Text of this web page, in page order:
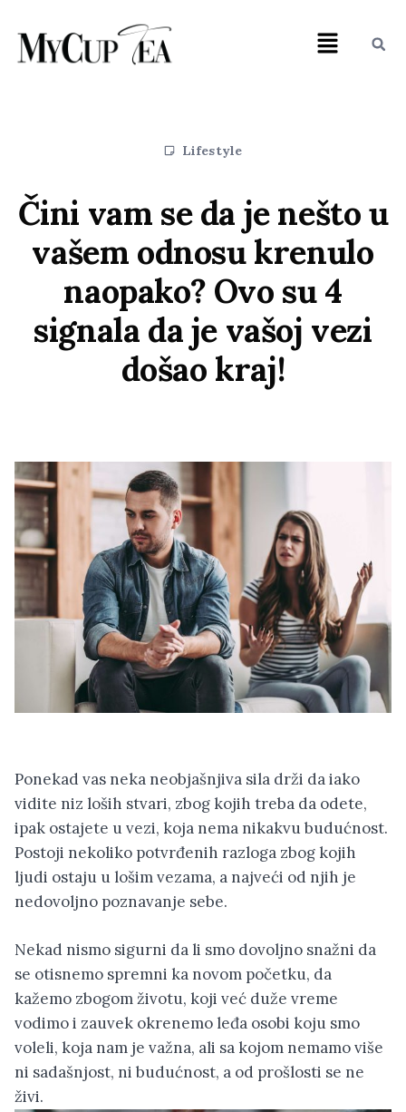
Lifestyle
Čini vam se da je nešto u
vašem odnosu krenulo
naopako? Ovo su 4
signala da je vašoj vezi
došao kraj!
Ponekad vas neka neobjašnjiva sila drži da iako
vidite niz loših stvari, zbog kojih treba da odete,
ipak ostajete u vezi, koja nema nikakvu budućnost.
Postoji nekoliko potvrđenih razloga zbog kojih
ljudi ostaju u lošim vezama, a najveći od njih je
nedovoljno poznavanje sebe.
Nekad nismo sigurni da li smo dovoljno snažni da
se otisnemo spremni ka novom početku, da
kažemo zbogom životu, koji već duže vreme
vodimo i zauvek okrenemo leđa osobi koju smo
voleli, koja nam je važna, ali sa kojom nemamo više
ni sadašnjost, ni budućnost, a od prošlosti se ne
živi.